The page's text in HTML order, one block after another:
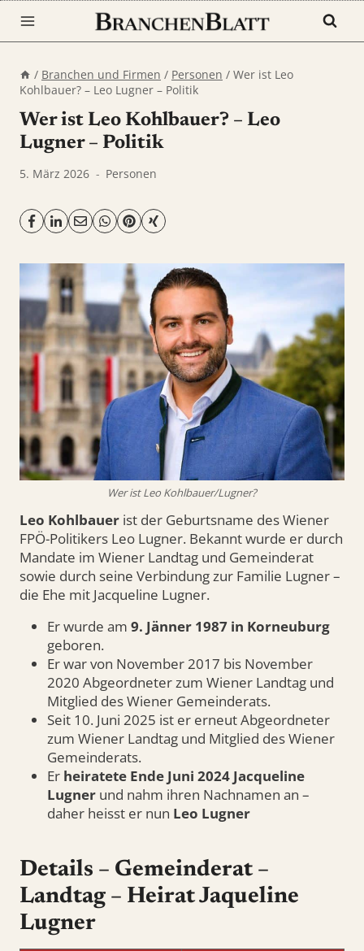
Inhalt
springen
/ Branchen und Firmen / Personen / Wer ist Leo
Kohlbauer? – Leo Lugner – Politik
Wer ist Leo Kohlbauer? – Leo
Lugner – Politik
5. März 2026 Personen
Wer ist Leo Kohlbauer/Lugner?
Leo Kohlbauer ist der Geburtsname des Wiener
FPÖ-Politikers Leo Lugner. Bekannt wurde er durch
Mandate im Wiener Landtag und Gemeinderat
sowie durch seine Verbindung zur Familie Lugner –
die Ehe mit Jacqueline Lugner.
Er wurde am 9. Jänner 1987 in Korneuburg
geboren.
Er war von November 2017 bis November
2020 Abgeordneter zum Wiener Landtag und
Mitglied des Wiener Gemeinderats.
Seit 10. Juni 2025 ist er erneut Abgeordneter
zum Wiener Landtag und Mitglied des Wiener
Gemeinderats.
Er heiratete Ende Juni 2024 Jacqueline
Lugner und nahm ihren Nachnamen an –
daher heisst er nun Leo Lugner
Details – Gemeinderat –
Landtag – Heirat Jaqueline
Lugner